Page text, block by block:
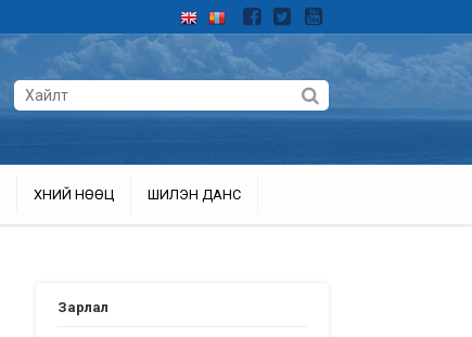
ХҮНИЙ НӨӨЦ ШИЛЭН ДАНС
Зарлал